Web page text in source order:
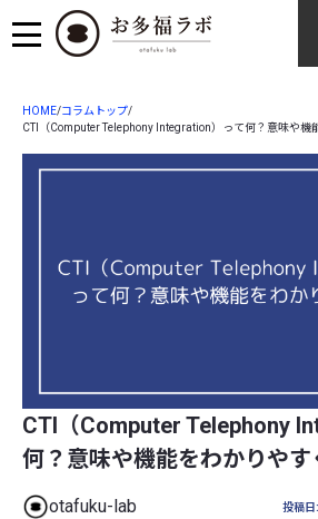
HOME/コラムトップ/
CTI（Computer Telephony Integration）って何？意味や機
CTI（Computer Telephony
何？意味や機能をわかりやす
otafuku-lab 投稿日: